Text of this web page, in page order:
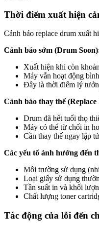
Thời điểm xuất hiện
Cảnh báo replace drum xuất
Cảnh báo sớm (Drum
Xuất hiện khi còn
Máy vẫn hoạt động
Đây là thời điểm lý
Cảnh báo thay thế
Drum đã hết tuổi thọ
Máy có thể từ chối in
Cần thay thế ngay lập
Các yếu tố ảnh hưởng đến
Môi trường sử dụng
Loại giấy sử dụng
Tần suất in và khối
Chất lượng toner
Tác động của lỗi đến